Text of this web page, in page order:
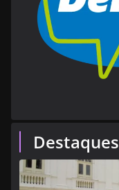
Destaques